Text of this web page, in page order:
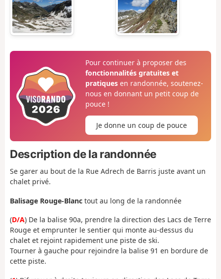
Pour continuer à proposer des
fonctionnalités gratuites et
pratiquesen randonnée, soutenez-
nous en donnant un petit coup de
pouce !
Je donne un coup de pouce
Description de la randonnée
Se garer au bout de la Rue Adrech de Barris juste avant un
chalet privé.
Balisage Rouge-Blanc tout au long de la randonnée
(D/A) De la balise 90a, prendre la direction des Lacs de Terre
Rouge et emprunter le sentier qui monte au-dessus du
chalet et rejoint rapidement une piste de ski.
Tourner à gauche pour rejoindre la balise 91 en bordure de
cette piste.